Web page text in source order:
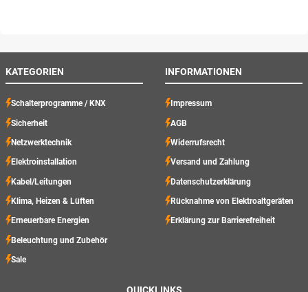
KATEGORIEN
Schalterprogramme / KNX
Sicherheit
Netzwerktechnik
Elektroinstallation
Kabel/Leitungen
Klima, Heizen & Lüften
Erneuerbare Energien
Beleuchtung und Zubehör
Sale
INFORMATIONEN
Impressum
AGB
Widerrufsrecht
Versand und Zahlung
Datenschutzerklärung
Rücknahme von Elektroaltgeräten
Erklärung zur Barrierefreiheit